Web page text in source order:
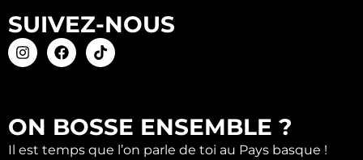
SUIVEZ-NOUS
ON BOSSE ENSEMBLE ?
Il est temps que l’on parle de toi au Pays basque !